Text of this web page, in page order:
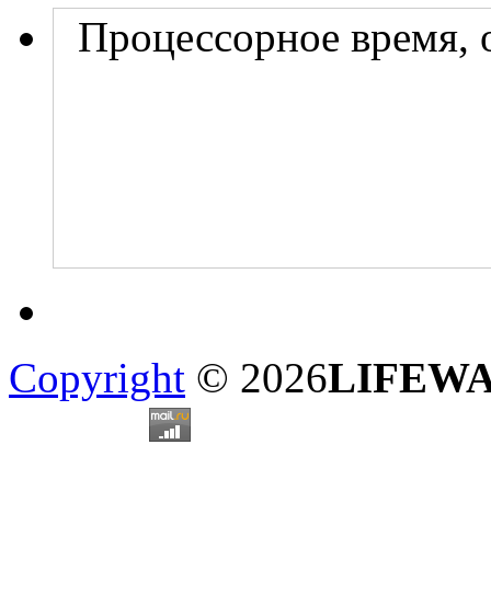
Процессорное время,
Copyright © 2026